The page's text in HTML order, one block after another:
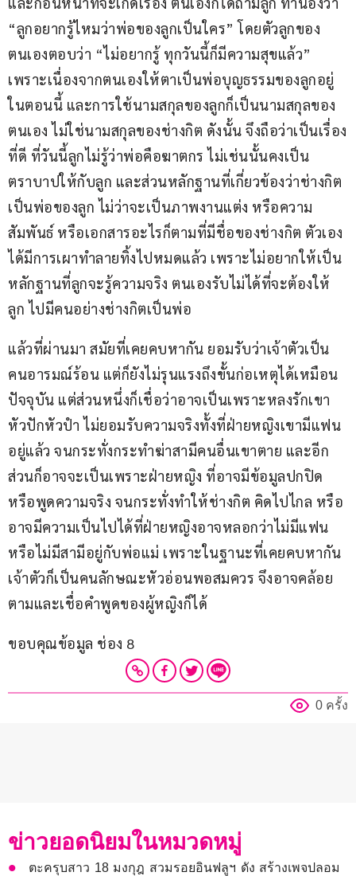
“ลูกอยากรู้ไหมว่าพ่อของลูกเป็นใคร” โดยตัวลูกของ
ตนเองตอบว่า “ไม่อยากรู้ ทุกวันนี้ก็มีความสุขแล้ว”
เพราะเนื่องจากตนเองให้ตาเป็นพ่อบุญธรรมของลูกอยู่
ในตอนนี้ และการใช้นามสกุลของลูกก็เป็นนามสกุลของ
ตนเอง ไม่ใช่นามสกุลของช่างกิต ดังนั้น จึงถือว่าเป็นเรื่อง
ที่ดี ที่วันนี้ลูกไม่รู้ว่าพ่อคือฆาตกร ไม่เช่นนั้นคงเป็น
ตราบาปให้กับลูก และส่วนหลักฐานที่เกี่ยวข้องว่าช่างกิต
เป็นพ่อของลูก ไม่ว่าจะเป็นภาพงานแต่ง หรือความ
สัมพันธ์ หรือเอกสารอะไรก็ตามที่มีชื่อของช่างกิต ตัวเอง
ได้มีการเผาทำลายทิ้งไปหมดแล้ว เพราะไม่อยากให้เป็น
หลักฐานที่ลูกจะรู้ความจริง ตนเองรับไม่ได้ที่จะต้องให้
ลูก ไปมีคนอย่างช่างกิตเป็นพ่อ
แล้วที่ผ่านมา สมัยที่เคยคบหากัน ยอมรับว่าเจ้าตัวเป็น
คนอารมณ์ร้อน แต่ก็ยังไม่รุนแรงถึงขั้นก่อเหตุได้เหมือน
ปัจจุบัน แต่ส่วนหนึ่งก็เชื่อว่าอาจเป็นเพราะหลงรักเขา
หัวปักหัวปำ ไม่ยอมรับความจริงทั้งที่ฝ่ายหญิงเขามีแฟน
อยู่แล้ว จนกระทั่งกระทำฆ่าสามีคนอื่นเขาตาย และอีก
ส่วนก็อาจจะเป็นเพราะฝ่ายหญิง ที่อาจมีข้อมูลปกปิด
หรือพูดความจริง จนกระทั่งทำให้ช่างกิต คิดไปไกล หรือ
อาจมีความเป็นไปได้ที่ฝ่ายหญิงอาจหลอกว่าไม่มีแฟน
หรือไม่มีสามีอยู่กับพ่อแม่ เพราะในฐานะที่เคยคบหากัน
เจ้าตัวก็เป็นคนลักษณะหัวอ่อนพอสมควร จึงอาจคล้อย
ตามและเชื่อคำพูดของผู้หญิงก็ได้
ขอบคุณข้อมูล ช่อง 8
0 ครั้ง
ข่าวยอดนิยมในหมวดหมู่
ตะครุบสาว 18 มงกุฎ สวมรอยอินฟลูฯ ดัง สร้างเพจปลอม